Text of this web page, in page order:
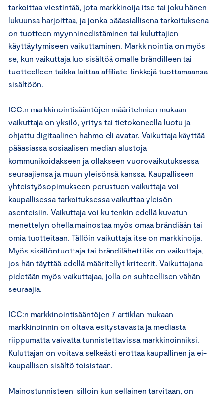
tarkoittaa viestintää, jota markkinoija itse tai joku hänen
lukuunsa harjoittaa, ja jonka pääasiallisena tarkoituksena
on tuotteen myynninedistäminen tai kuluttajien
käyttäytymiseen vaikuttaminen. Markkinointia on myös
se, kun vaikuttaja luo sisältöä omalle brändilleen tai
tuotteelleen taikka laittaa affiliate-linkkejä tuottamaansa
sisältöön.
ICC:n markkinointisääntöjen määritelmien mukaan
vaikuttaja on yksilö, yritys tai tietokoneella luotu ja
ohjattu digitaalinen hahmo eli avatar. Vaikuttaja käyttää
pääasiassa sosiaalisen median alustoja
kommunikoidakseen ja ollakseen vuorovaikutuksessa
seuraajiensa ja muun yleisönsä kanssa. Kaupalliseen
yhteistyösopimukseen perustuen vaikuttaja voi
kaupallisessa tarkoituksessa vaikuttaa yleisön
asenteisiin. Vaikuttaja voi kuitenkin edellä kuvatun
menettelyn ohella mainostaa myös omaa brändiään tai
omia tuotteitaan. Tällöin vaikuttaja itse on markkinoija.
Myös sisällöntuottaja tai brändilähettiläs on vaikuttaja,
jos hän täyttää edellä määritellyt kriteerit. Vaikuttajana
pidetään myös vaikuttajaa, jolla on suhteellisen vähän
seuraajia.
ICC:n markkinointisääntöjen 7 artiklan mukaan
markkinoinnin on oltava esitystavasta ja mediasta
riippumatta vaivatta tunnistettavissa markkinoinniksi.
Kuluttajan on voitava selkeästi erottaa kaupallinen ja ei-
kaupallisen sisältö toisistaan.
Mainostunnisteen, silloin kun sellainen tarvitaan, on